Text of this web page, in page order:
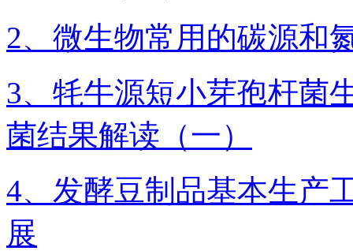
2、微生物常用的碳源和
3、牦牛源短小芽孢杆菌
菌结果解读（一）
4、发酵豆制品基本生产
展